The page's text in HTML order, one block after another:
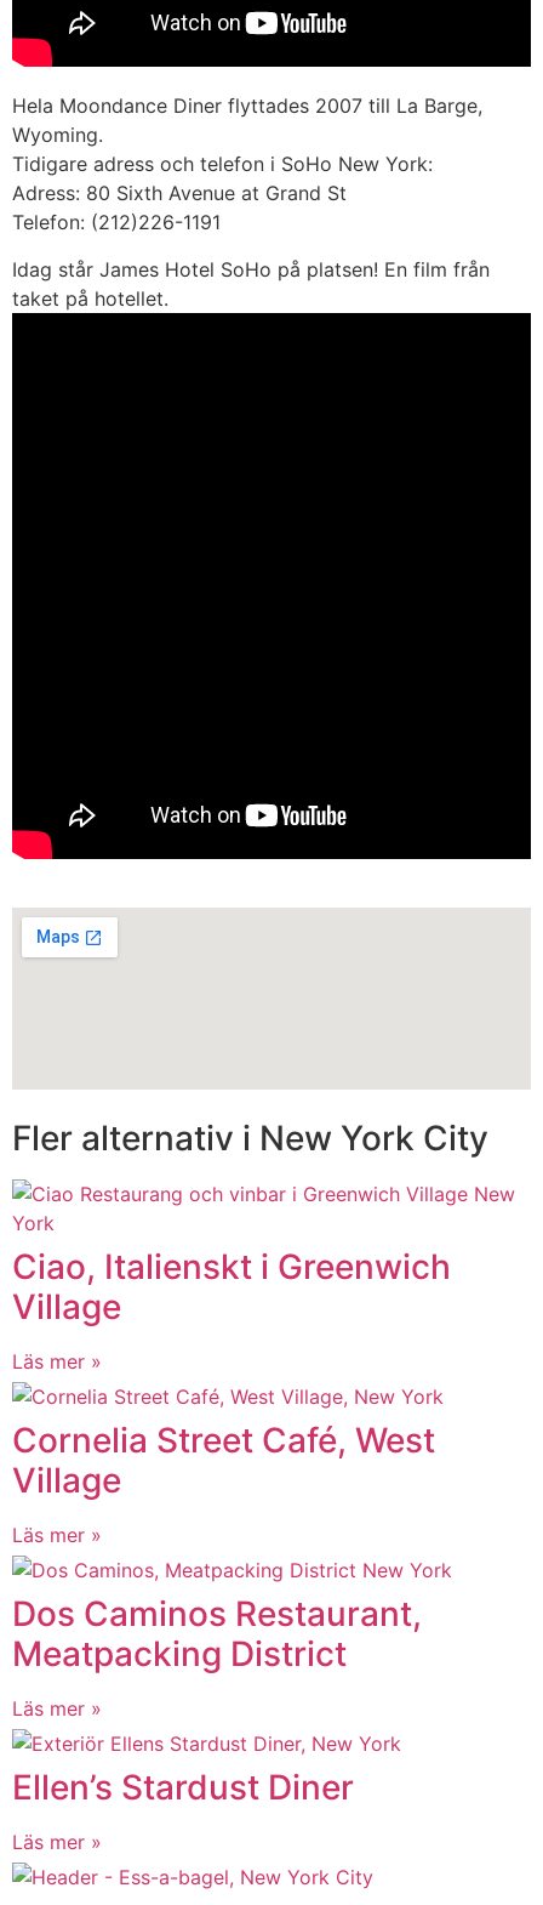
Hela Moondance Diner flyttades 2007 till La Barge,
Wyoming.
Tidigare adress och telefon i SoHo New York:
Adress: 80 Sixth Avenue at Grand St
Telefon: (212)226-1191
Idag står James Hotel SoHo på platsen! En film från
taket på hotellet.
Fler alternativ i New York City
Ciao, Italienskt i Greenwich
Village
Läs mer »
Cornelia Street Café, West
Village
Läs mer »
Dos Caminos Restaurant,
Meatpacking District
Läs mer »
Ellen’s Stardust Diner
Läs mer »